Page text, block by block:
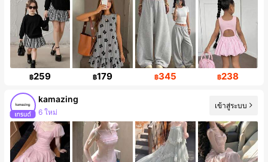
฿259 ฿179 ฿345 ฿238
kamazing
การเพิ่มขึ้นของผู้ติดตาม 133%
เข้าสู่ระบบ